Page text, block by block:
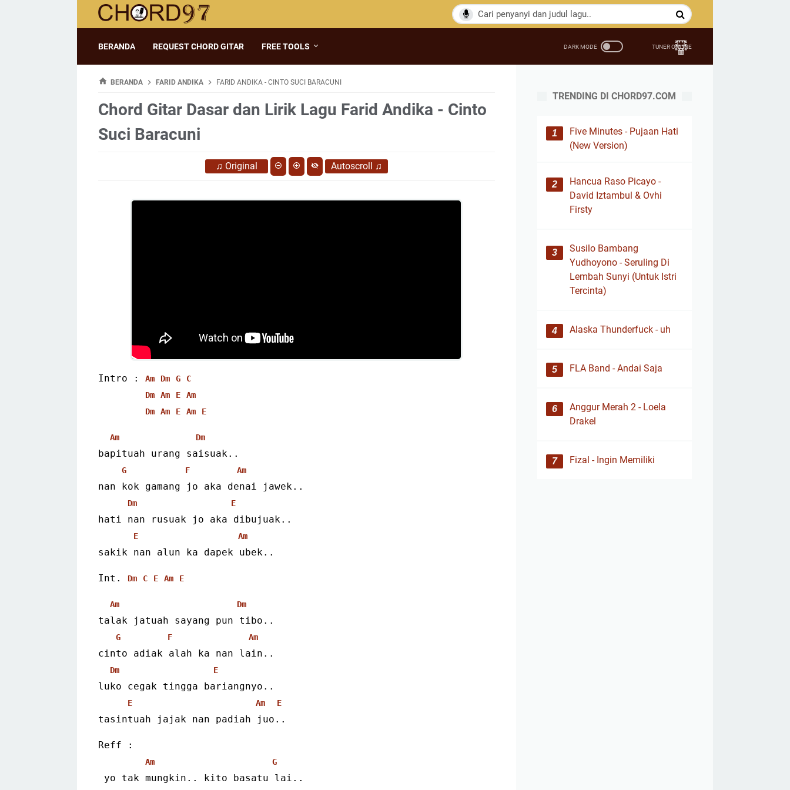
BERANDA REQUEST CHORD GITAR FREE TOOLS
BERANDA FARID ANDIKA FARID ANDIKA - CINTO SUCI BARACUNI
Chord Gitar Dasar dan Lirik Lagu Farid Andika - Cinto
Suci Baracuni
♫ Original Autoscroll ♫
Intro : Am Dm G
C
Dm
Am E
Am
Dm
Am E Am E
Am Dm
bapituah urang saisuak..
G F Am
nan kok gamang jo aka denai jawek..
Dm E
hati nan rusuak jo aka dibujuak..
E Am
sakik nan alun ka dapek ubek..
Int. Dm C E Am E
Am Dm
talak jatuah sayang pun tibo..
G F Am
cinto adiak alah ka nan lain..
Dm E
luko cegak tingga bariangnyo..
E Am E
tasintuah jajak nan padiah juo..
Reff :
Am G
yo tak mungkin.. kito basatu lai..
TRENDING DI CHORD97.COM
Five Minutes - Pujaan Hati
(New Version)
Hancua Raso Picayo -
David Iztambul & Ovhi
Firsty
Susilo Bambang
Yudhoyono - Seruling Di
Lembah Sunyi (Untuk Istri
Tercinta)
Alaska Thunderfuck - uh
FLA Band - Andai Saja
Anggur Merah 2 - Loela
Drakel
Fizal - Ingin Memiliki